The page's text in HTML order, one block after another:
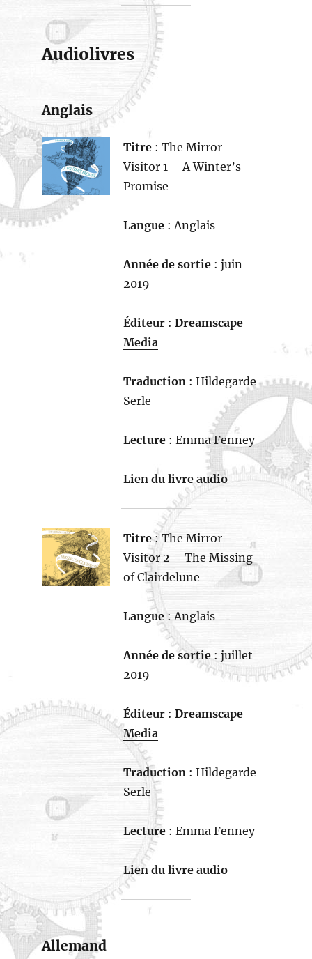
Audiolivres
Anglais
Titre: The Mirror
Visitor 1 – A Winter’s
Promise
Langue: Anglais
Année de sortie : juin
2019
Éditeur: Dreamscape
Media
Traduction : Hildegarde
Serle
Lecture : Emma Fenney
Lien du livre audio
Titre: The Mirror
Visitor 2 – The Missing
of Clairdelune
Langue: Anglais
Année de sortie : juillet
2019
Éditeur: Dreamscape
Media
Traduction : Hildegarde
Serle
Lecture : Emma Fenney
Lien du livre audio
Allemand